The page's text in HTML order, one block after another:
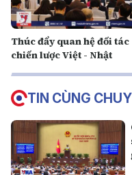
Thúc đẩy quan hệ đối tác
chiến lược Việt - Nhật
TIN CÙNG